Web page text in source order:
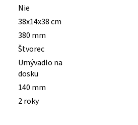
Nie
38x14x38 cm
380 mm
Štvorec
Umývadlo na
dosku
140 mm
2 roky